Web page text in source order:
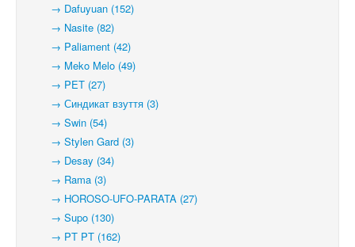
→ Dafuyuan (152)
→ Nasite (82)
→ Paliament (42)
→ Meko Melo (49)
→ PET (27)
→ Синдикат взуття (3)
→ Swin (54)
→ Stylen Gard (3)
→ Desay (34)
→ Rama (3)
→ HOROSO-UFO-PARATA (27)
→ Supo (130)
→ PT PT (162)